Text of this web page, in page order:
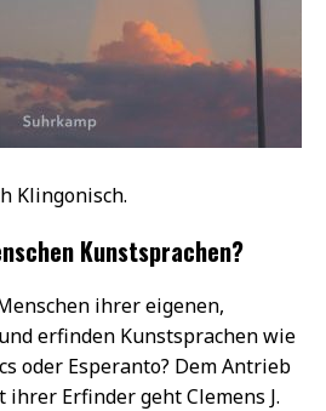
Klingonisch.
Kunstsprachen?
ihrer eigenen,
erfinden Kunstsprachen wie
oder Esperanto? Dem Antrieb
ihrer Erfinder geht Clemens J.